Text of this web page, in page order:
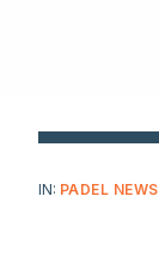
IN: PADEL NEWS